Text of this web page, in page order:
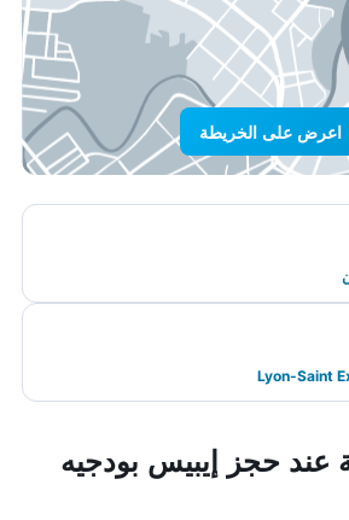
اعرض على الخريطة
عند حجز إيبيس بودجيه